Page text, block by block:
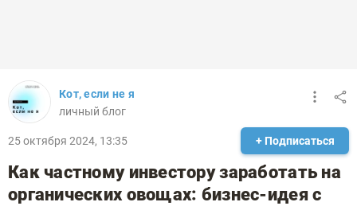
Кот, если не я
личный блог
25 октября 2024, 13:35 + Подписаться
Как частному инвестору заработать на
органических овощах: бизнес-идея с